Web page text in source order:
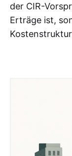
der CIR-
Erträge ist,